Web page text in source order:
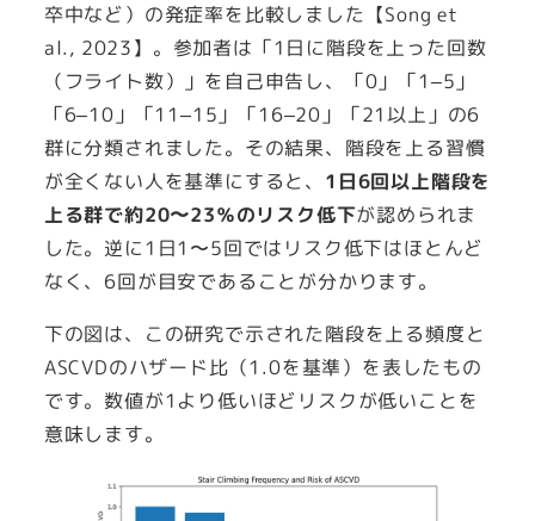
卒中など）の発症率を比較しました【Song et
al., 2023】。参加者は「1日に階段を上った回数
（フライト数）」を自己申告し、「0」「1–5」
「6–10」「11–15」「16–20」「21以上」の6
群に分類されました。その結果、階段を上る習慣
が全くない人を基準にすると、 1日6回以上階段を
上る群で約20〜23％のリスク低下が認められま
した。逆に1日1〜5回ではリスク低下はほとんど
なく、6回が目安であることが分かります。
下の図は、この研究で示された階段を上る頻度と
ASCVDのハザード比（1.0を基準）を表したもの
です。数値が1より低いほどリスクが低いことを
意味します。